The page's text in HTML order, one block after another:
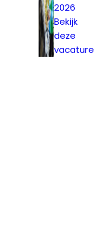
2026
Bekijk
deze
vacature